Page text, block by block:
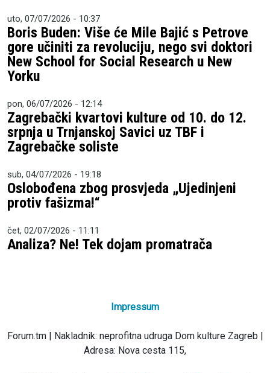
uto, 07/07/2026 - 10:37
Boris Buden: Više će Mile Bajić s Petrove
gore učiniti za revoluciju, nego svi doktori
New School for Social Research u New
Yorku
pon, 06/07/2026 - 12:14
Zagrebački kvartovi kulture od 10. do 12.
srpnja u Trnjanskoj Savici uz TBF i
Zagrebačke soliste
sub, 04/07/2026 - 19:18
Oslobođena zbog prosvjeda „Ujedinjeni
protiv fašizma!“
čet, 02/07/2026 - 11:11
Analiza? Ne! Tek dojam promatrača
Impressum
Forum.tm | Nakladnik: neprofitna udruga Dom kulture Zagreb |
Adresa: Nova cesta 115,